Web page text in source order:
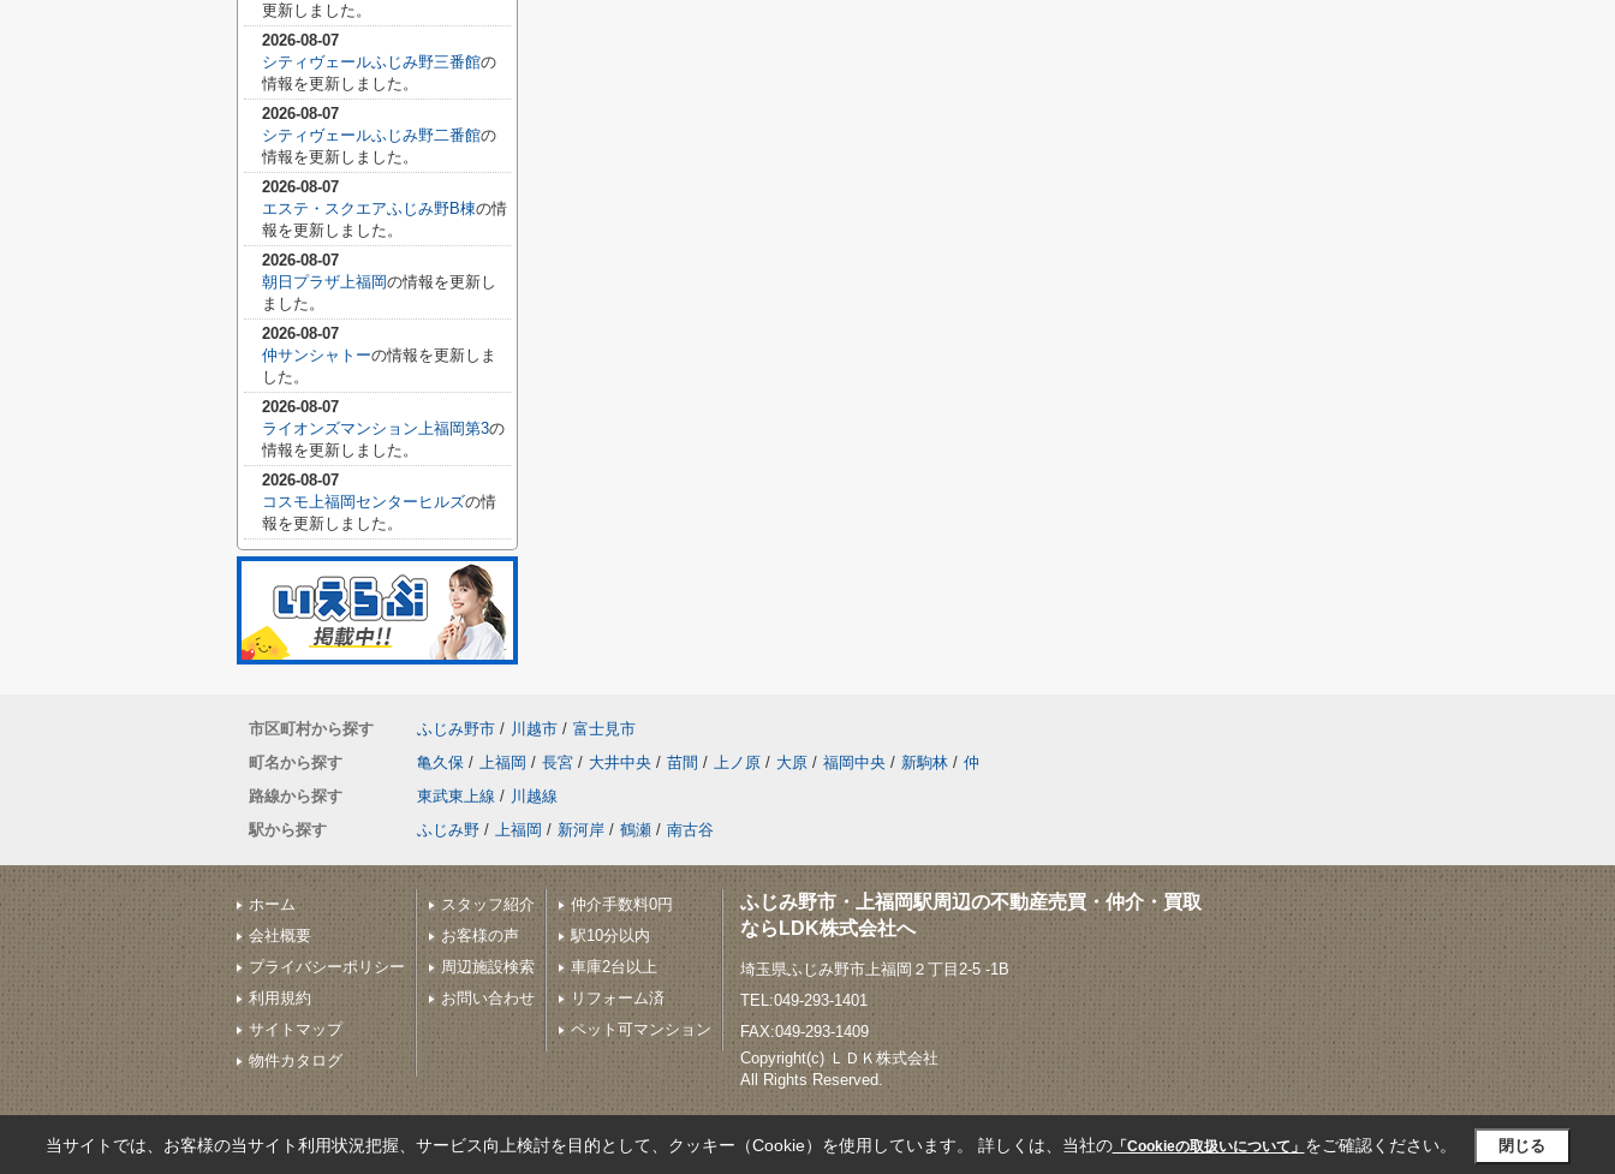
更新しました。
2026-08-07
シティヴェールふじみ野三番館の
情報を更新しました。
2026-08-07
シティヴェールふじみ野二番館の
情報を更新しました。
2026-08-07
エステ・スクエアふじみ野B棟の情
報を更新しました。
2026-08-07
朝日プラザ上福岡の情報を更新し
ました。
2026-08-07
仲サンシャトーの情報を更新しま
した。
2026-08-07
ライオンズマンション上福岡第3の
情報を更新しました。
2026-08-07
コスモ上福岡センターヒルズの情
報を更新しました。
市区町村から探す ふじみ野市 / 川越市 / 富士見市
町名から探す
亀久保 / 上福岡 / 長宮 / 大井中央 / 苗間 / 上ノ原 / 大原 / 福岡中央 / 新駒林 / 仲
路線から探す
東武東上線 / 川越線
駅から探す
ふじみ野 / 上福岡 / 新河岸 / 鶴瀬 / 南古谷
ホーム
会社概要
プライバシーポリシー
利用規約
サイトマップ
物件カタログ
スタッフ紹介
お客様の声
周辺施設検索
お問い合わせ
仲介手数料0円
駅10分以内
車庫2台以上
リフォーム済
ペット可マンション
ふじみ野市・上福岡駅周辺の不動産売買・仲介・買取
ならLDK株式会社へ
埼玉県ふじみ野市上福岡２丁目2-5 -1B
TEL:049-293-1401
FAX:049-293-1409
Copyright(c) ＬＤＫ株式会社
All Rights Reserved.
当サイトでは、お客様の当サイト利用状況把握、サービス向上検討を目的として、クッキー（Cookie）を使用しています。 詳しくは、当社の「Cookieの取扱いについて」 をご確認ください。 閉じる